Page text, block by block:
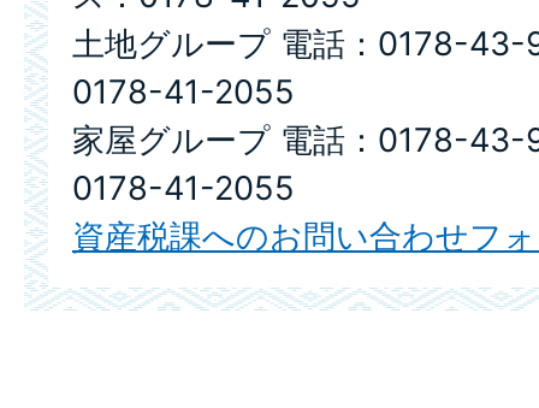
土地グループ 電話：0178-
0178-41-2055
家屋グループ 電話：0178-43-
0178-41-2055
資産税課へのお問い合わせフ